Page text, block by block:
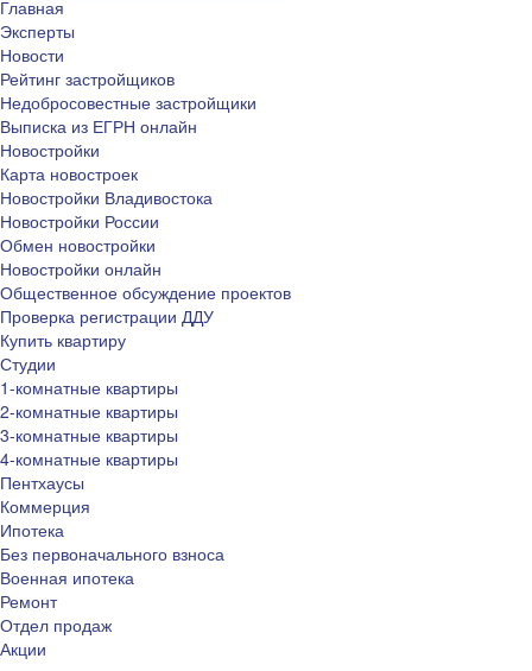
Главная
Эксперты
Новости
Рейтинг застройщиков
Недобросовестные застройщики
Выписка из ЕГРН онлайн
Новостройки
Карта новостроек
Новостройки Владивостока
Новостройки России
Обмен новостройки
Новостройки онлайн
Общественное обсуждение проектов
Проверка регистрации ДДУ
Купить квартиру
Студии
1-комнатные квартиры
2-комнатные квартиры
3-комнатные квартиры
4-комнатные квартиры
Пентхаусы
Коммерция
Ипотека
Без первоначального взноса
Военная ипотека
Ремонт
Отдел продаж
Акции